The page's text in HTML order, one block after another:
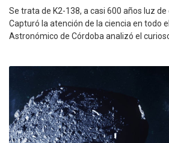
Se trata de K2-138, a casi 600 años luz de
Capturó la atención de la ciencia en todo
Astronómico de Córdoba analizó el